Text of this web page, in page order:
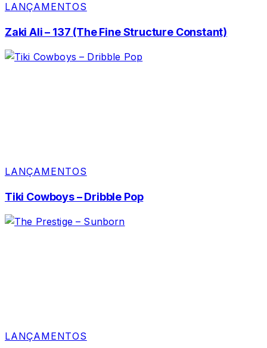
LANÇAMENTOS
Zaki Ali – 137 (The Fine Structure Constant)
LANÇAMENTOS
Tiki Cowboys – Dribble Pop
LANÇAMENTOS